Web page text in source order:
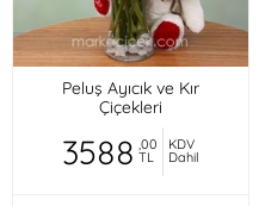
Peluş Ayıcık ve Kır
Çiçekleri
3588 ,00
TL
KDV
Dahil